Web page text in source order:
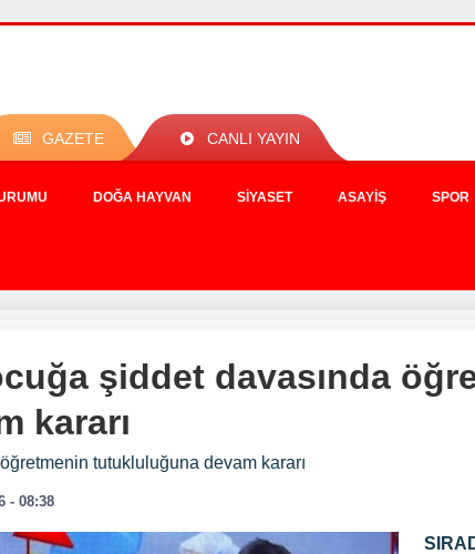
GAZETE CANLI YAYIN
DOĞA HAYVAN SIYASET ASAYIŞ SPOR
şiddet davasında
kararı
tutukluluğuna devam kararı
- 08:38